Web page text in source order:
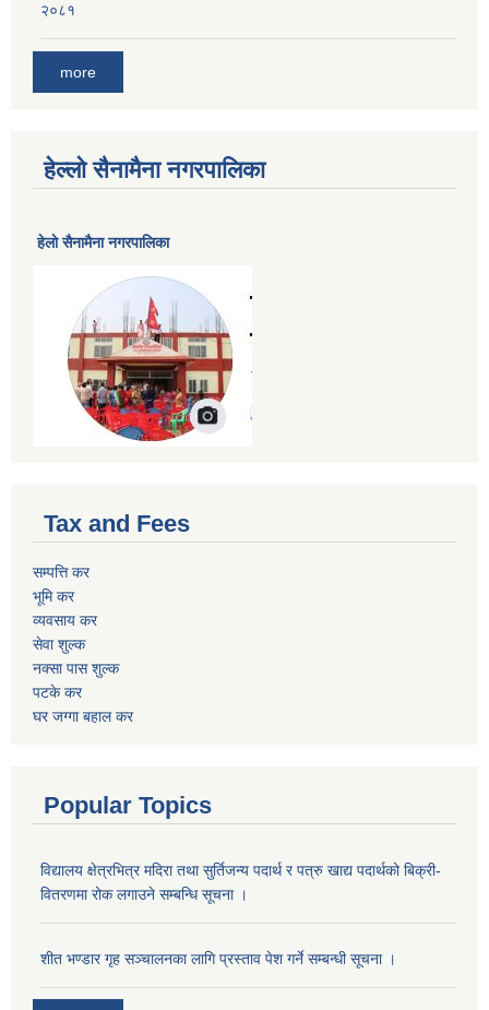
२०८१
more
हेल्लो सैनामैना नगरपालिका
हेलाे सैनामैना नगरपालिका
Tax and Fees
सम्पत्ति कर
भूमि कर
व्यवसाय कर
सेवा शुल्क
नक्सा पास शुल्क
पटके कर
घर जग्गा बहाल कर
Popular Topics
विद्यालय क्षेत्रभित्र मदिरा तथा सुर्तिजन्य पदार्थ र पत्रु खाद्य पदार्थको बिक्री-
वितरणमा रोक लगाउने सम्बन्धि सूचना ।
शीत भण्डार गृह सञ्चालनका लागि प्रस्ताव पेश गर्ने सम्बन्धी सूचना ।